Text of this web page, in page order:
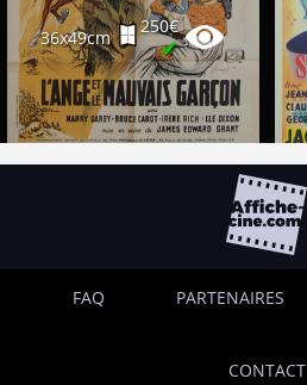
36x49cm
250€
✔
FAQ PARTENAIRES
CONTACT